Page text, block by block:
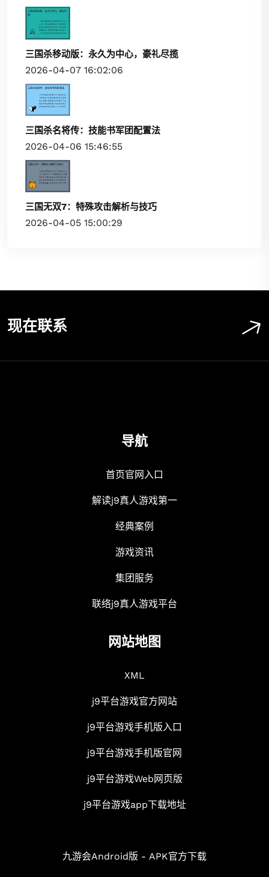
三国杀移动版：永久为中心，豪礼尽揽
2026-04-07 16:02:06
三国杀名将传：技能书军团配置法
2026-04-06 15:46:55
三国无双7：特殊攻击解析与技巧
2026-04-05 15:00:29
现在联系
导航
首页官网入口
解读j9真人游戏第一
经典案例
游戏资讯
集团服务
联络j9真人游戏平台
网站地图
XML
j9平台游戏官方网站
j9平台游戏手机版入口
j9平台游戏手机版官网
j9平台游戏Web网页版
j9平台游戏app下载地址
九游会Android版 - APK官方下载